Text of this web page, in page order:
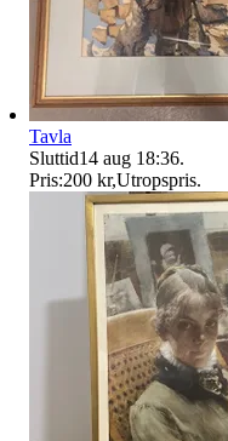
Tavla
Sluttid14 aug 18:36.
Pris:200 kr,Utropspris.